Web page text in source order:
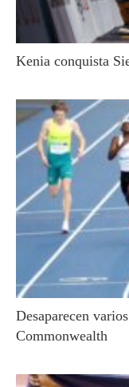
Kenia conquista
Desaparecen
Commonwealth